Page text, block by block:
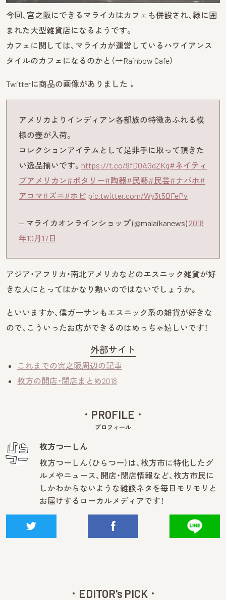
今回、宮之阪にできるマライカはカフェも併設され、緑に囲
まれた大型雑貨店になるようです。
カフェに関しては、マライカが運営しているハワイアンス
タイルのカフェになるのかと（→Rainbow Cafe）
Twitterに商品の画像がありました↓
アメリカよりインディアン各部族の特徴あふれる模
様の壺が入荷。
コレクションアイテムとして是非手に取って頂きた
い逸品揃いです。 https://t.co/9fDOAGdZKg#ネイティ
ブアメリカン#ポタリー#陶器#民藝#民芸#ナバホ#
アコマ#ズニ#ホピ pic.twitter.com/Wy3t5BFePv
— マライカオンラインショップ (@malaikanews) 2018
年10月17日
アジア・アフリカ・南北アメリカなどのエスニック雑貨が好
きな人にとってはかなり熱いのではないでしょうか。
といいますか、僕ガーサンもエスニック系の雑貨が好きな
ので、こういったお店ができるのはめっちゃ嬉しいです！
外部サイト
これまでの宮之阪周辺の記事
枚方の開店・閉店まとめ2018
PROFILE
プロフィール
枚方つーしん
枚方つーしん（ひらつー）は、枚方市に特化したグ
ルメやニュース、開店・閉店情報など、枚方市民に
しかわからないような雑談ネタを毎日モリモリと
お届けするローカルメディアです！
EDITOR's PICK